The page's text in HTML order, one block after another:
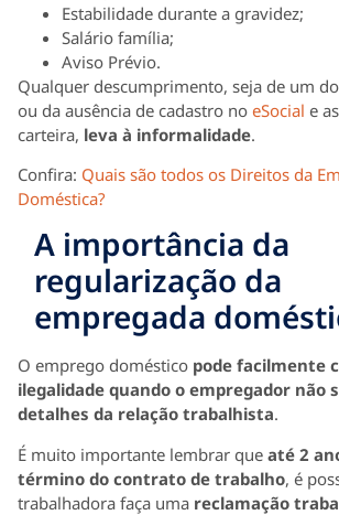
Estabilidade durante a gravidez;
Salário família;
Aviso Prévio.
Qualquer descumprimento, seja de um
ou da ausência de cadastro no eSocial e
carteira, leva à informalidade.
Confira: Quais são todos os Direitos da
Doméstica?
A importância da
regularização da
empregada
O emprego doméstico pode facilmente
ilegalidade quando o empregador não
detalhes da relação trabalhista.
É muito importante lembrar que até 2
término do contrato de trabalho, é
trabalhadora faça uma reclamação